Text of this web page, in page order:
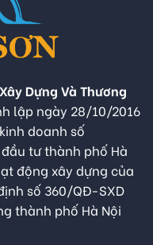
Dựng Và Thương
lập ngày 28/10/2016
doanh số
tư thành phố Hà
động xây dựng của
số 360/QĐ-SXD
thành phố Hà Nội